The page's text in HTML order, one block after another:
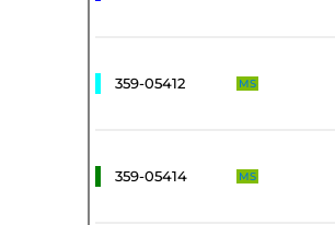
359-05412 MS
359-05414 MS